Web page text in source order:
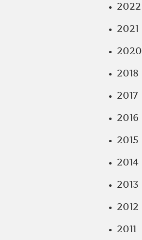
2022
2021
2020
2018
2017
2016
2015
2014
2013
2012
2011